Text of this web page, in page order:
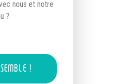
nous et notre
?
!